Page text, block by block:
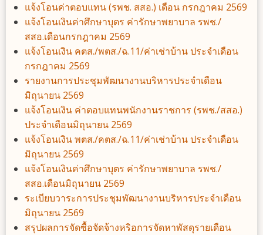
แจ้งโอนค่าตอบแทน (รพช. สสอ.) เดือน กรกฎาคม 2569
แจ้งโอนเงินค่าศึกษาบุตร ค่ารักษาพยาบาล รพช./
สสอ.เดือนกรกฎาคม 2569
แจ้งโอนเงิน คตส./พตส./ฉ.11/ค่าเช่าบ้าน ประจำเดือน
กรกฎาคม 2569
รายงานการประชุมพัฒนางานบริหารประจำเดือน
มิถุนายน 2569
แจ้งโอนเงิน ค่าตอบแทนพนักงานราชการ (รพช./สสอ.)
ประจำเดือนมิถุนายน 2569
แจ้งโอนเงิน พตส./คตส./ฉ.11/ค่าเช่าบ้าน ประจำเดือน
มิถุนายน 2569
แจ้งโอนเงินค่าศึกษาบุตร ค่ารักษาพยาบาล รพช./
สสอ.เดือนมิถุนายน 2569
ระเบียบวาระการประชุมพัฒนางานบริหารประจำเดือน
มิถุนายน 2569
สรุปผลการจัดซื้อจัดจ้างหริอการจัดหาพัสดุรายเดือน